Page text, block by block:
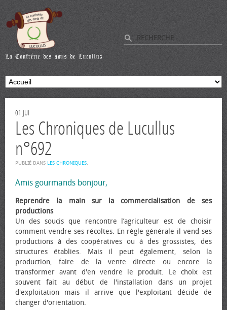
01 JUI
Les Chroniques de Lucullus
n°692
PUBLIÉ DANS LES CHRONIQUES.
Amis gourmands bonjour,
Reprendre la main sur la commercialisation de ses
productions
Un des soucis que rencontre l’agriculteur est de choisir
comment vendre ses récoltes. En règle générale il vend ses
productions à des coopératives ou à des grossistes, des
structures établies. Mais il peut également, selon la
production, faire de la vente directe ou encore la
transformer avant d'en vendre le produit. Le choix est
souvent fait au début de l'installation dans un projet
d'exploitation mais il arrive que l'exploitant décide de
changer d'orientation.